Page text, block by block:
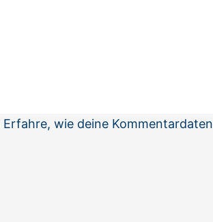
Erfahre, wie deine Kommentardaten